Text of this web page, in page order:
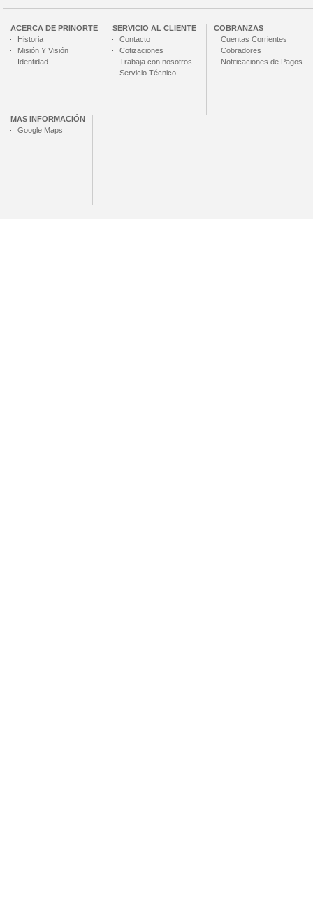
ACERCA DE PRINORTE
Historia
Misión Y Visión
Identidad
SERVICIO AL CLIENTE
Contacto
Cotizaciones
Trabaja con nosotros
Servicio Técnico
COBRANZAS
Cuentas Corrientes
Cobradores
Notificaciones de Pagos
MAS INFORMACIÓN
Google Maps